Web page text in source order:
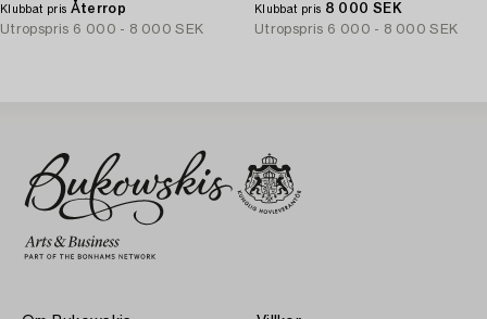
Klubbat pris Återrop
Utropspris 6 000 - 8 000 SEK
Klubbat pris 8 000 SEK
Utropspris 6 000 - 8 000 SEK